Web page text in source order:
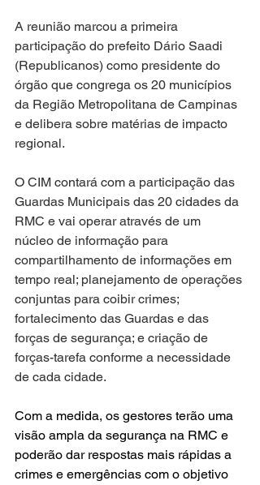
A reunião marcou a primeira
participação do prefeito Dário Saadi
(Republicanos) como presidente do
órgão que congrega os 20 municípios
da Região Metropolitana de Campinas
e delibera sobre matérias de impacto
regional.
O CIM contará com a participação das
Guardas Municipais das 20 cidades da
RMC e vai operar através de um
núcleo de informação para
compartilhamento de informações em
tempo real; planejamento de operações
conjuntas para coibir crimes;
fortalecimento das Guardas e das
forças de segurança; e criação de
forças-tarefa conforme a necessidade
de cada cidade.
Com a medida, os gestores terão uma
visão ampla da segurança na RMC e
poderão dar respostas mais rápidas a
crimes e emergências com o objetivo